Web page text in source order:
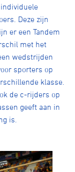
Deze zijn
er een Tandem
met het
wedstrijden
sporters op
klasse.
de c-rijders op
geeft aan in
is.